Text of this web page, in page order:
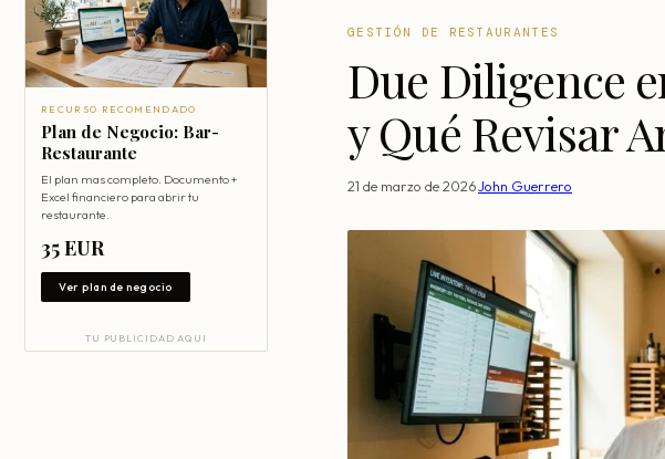
GESTIÓN DE RESTAURANTES
Due Diligence
y Qué Revisar
21 de marzo de 2026John Guerrero
RECURSO RECOMENDADO
Plan de Negocio: Bar-
Restaurante
El plan mas completo. Documento +
Excel financiero para abrir tu
restaurante.
35 EUR
Ver plan de negocio
TU PUBLICIDAD AQUI